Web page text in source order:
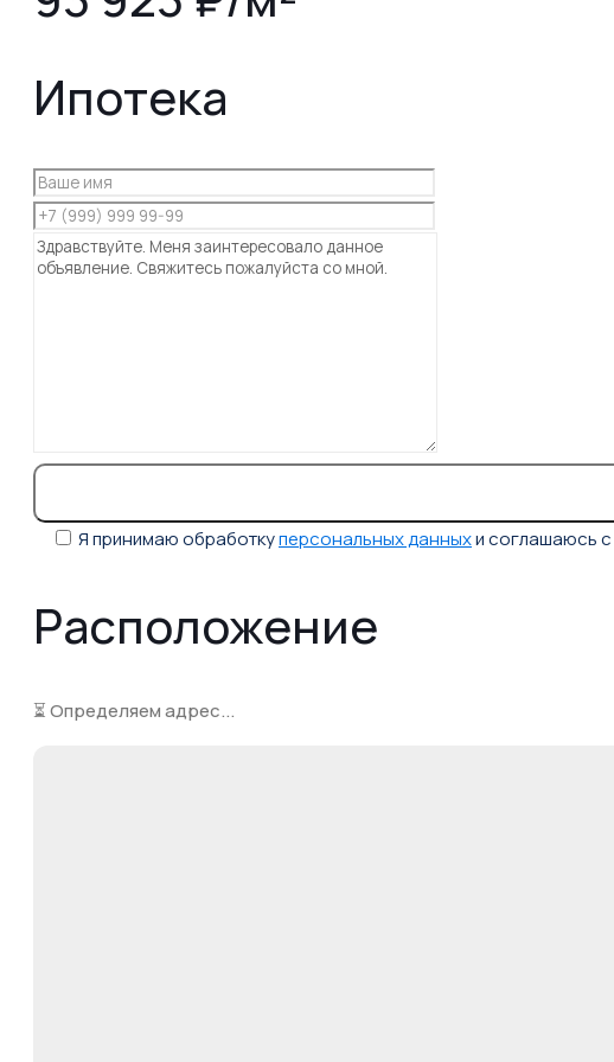
Ипотека
Я принимаю обработкуперсональных данныхи соглашаюсь с
Расположение
⏳ Определяем адрес...